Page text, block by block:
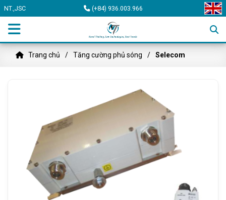
NT.,JSC (+84) 936.003.966
Trang chủ Tăng cường phủ sóng Selecom